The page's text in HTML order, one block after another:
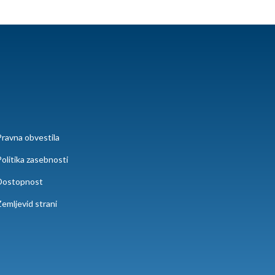
obvestila
zasebnosti
strani